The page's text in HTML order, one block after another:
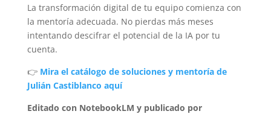
La transformación digital de tu equipo comienza con
la mentoría adecuada. No pierdas más meses
intentando descifrar el potencial de la IA por tu
cuenta.
👉 Mira el catálogo de soluciones y mentoría de
Julián Castiblanco aquí
Editado con NotebookLM y publicado por